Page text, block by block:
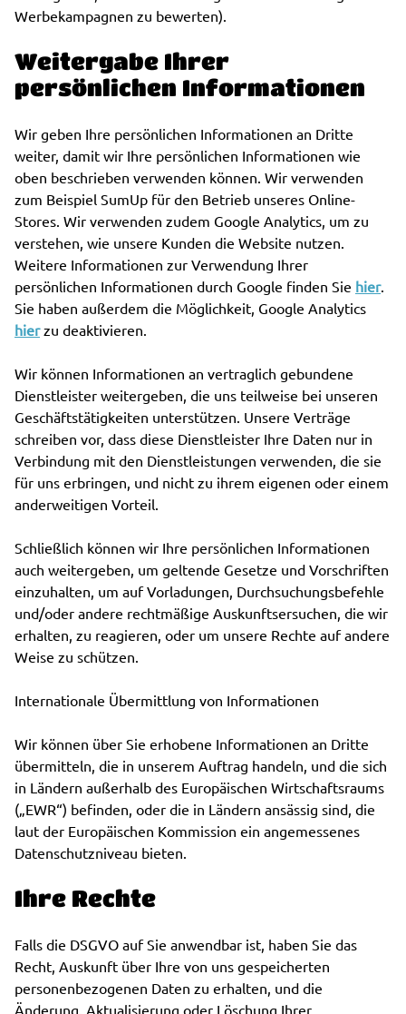
Werbekampagnen zu bewerten).
Weitergabe Ihrer
persönlichen Informationen
Wir geben Ihre persönlichen Informationen an Dritte
weiter, damit wir Ihre persönlichen Informationen wie
oben beschrieben verwenden können. Wir verwenden
zum Beispiel SumUp für den Betrieb unseres Online-
Stores. Wir verwenden zudem Google Analytics, um zu
verstehen, wie unsere Kunden die Website nutzen.
Weitere Informationen zur Verwendung Ihrer
persönlichen Informationen durch Google finden Sie hier.
Sie haben außerdem die Möglichkeit, Google Analytics
hierzu deaktivieren.
Wir können Informationen an vertraglich gebundene
Dienstleister weitergeben, die uns teilweise bei unseren
Geschäftstätigkeiten unterstützen. Unsere Verträge
schreiben vor, dass diese Dienstleister Ihre Daten nur in
Verbindung mit den Dienstleistungen verwenden, die sie
für uns erbringen, und nicht zu ihrem eigenen oder einem
anderweitigen Vorteil.
Schließlich können wir Ihre persönlichen Informationen
auch weitergeben, um geltende Gesetze und Vorschriften
einzuhalten, um auf Vorladungen, Durchsuchungsbefehle
und/oder andere rechtmäßige Auskunftsersuchen, die wir
erhalten, zu reagieren, oder um unsere Rechte auf andere
Weise zu schützen.
Internationale Übermittlung von Informationen
Wir können über Sie erhobene Informationen an Dritte
übermitteln, die in unserem Auftrag handeln, und die sich
in Ländern außerhalb des Europäischen Wirtschaftsraums
(„EWR“) befinden, oder die in Ländern ansässig sind, die
laut der Europäischen Kommission ein angemessenes
Datenschutzniveau bieten.
Ihre Rechte
Falls die DSGVO auf Sie anwendbar ist, haben Sie das
Recht, Auskunft über Ihre von uns gespeicherten
personenbezogenen Daten zu erhalten, und die
Änderung, Aktualisierung oder Löschung Ihrer